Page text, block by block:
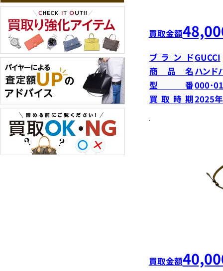
買取金額
ブランドGUCCI
商品名 ハンド
型番000･
買取時期2025
買取金額